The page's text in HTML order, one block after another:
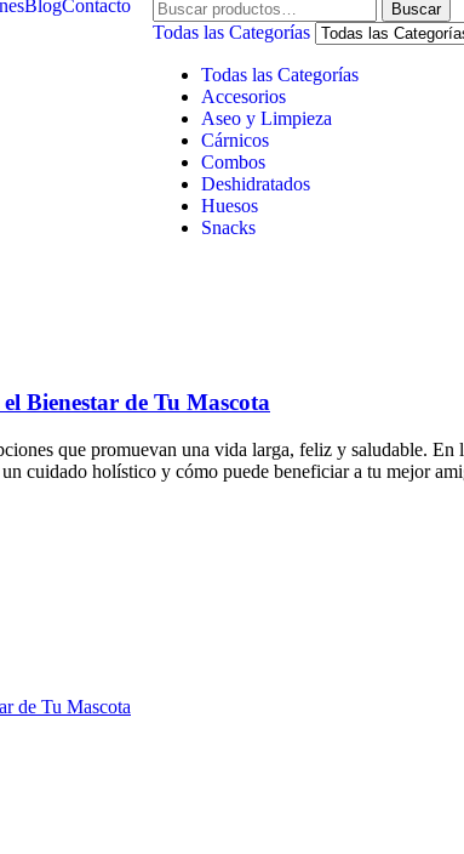
BlogContacto Buscar
Todas las Categorías
Todas las Categorías
Accesorios
Aseo y Limpieza
Cárnicos
Combos
Deshidratados
Huesos
Snacks
Bienestar de Tu Mascota
que promuevan una vida larga, feliz y saludable.
cuidado holístico y cómo puede beneficiar a tu mejor
de Tu Mascota